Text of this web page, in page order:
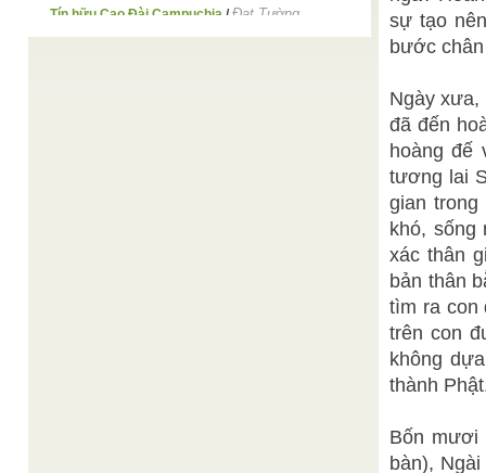
Tín hữu Cao Đài Campuchia /Đạt Tường
sự tạo
bước
Ngày
đã đến
hoàng đế
tương lai
gian
khó,
xác thân
bản thân
tìm ra con
trên con
không
thành
Bốn mươi
bàn),